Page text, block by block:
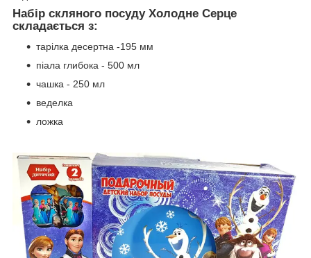
Набір скляного посуду Холодне Серце
складається з:
тарілка десертна -195 мм
піала глибока - 500 мл
чашка - 250 мл
веделка
ложка